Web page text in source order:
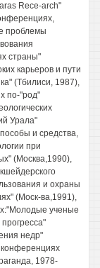
Rece-arch"
проблемы
страны"
карьеров и пути
(Тбилиси, 1987),
по-"род"
Урала"
и средства,
при
(Москва,1990),
и охраны
(Моск-ва,1991),
ученые
недр"
конференциях
1978-